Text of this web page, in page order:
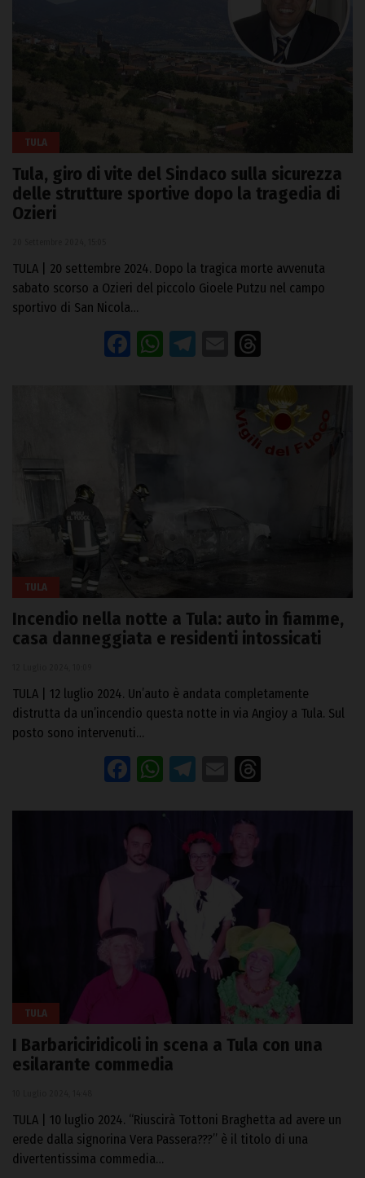
TULA
Tula, giro di vite del Sindaco sulla sicurezza
delle strutture sportive dopo la tragedia di
Ozieri
TULA | 20 settembre 2024. Dopo la tragica morte avvenuta
sabato scorso a Ozieri del piccolo Gioele Putzu nel campo
sportivo di San Nicola…
Facebook
WhatsApp
Telegram
Email
TULA
Incendio nella notte a Tula: auto in fiamme,
casa danneggiata e residenti intossicati
TULA | 12 luglio 2024. Un’auto è andata completamente
distrutta da un’incendio questa notte in via Angioy a Tula. Sul
posto sono intervenuti…
Facebook
WhatsApp
Telegram
Email
TULA
I Barbariciridicoli in scena a Tula con una
esilarante commedia
TULA | 10 luglio 2024. “Riuscirà Tottoni Braghetta ad avere un
erede dalla signorina Vera Passera???” è il titolo di una
divertentissima commedia…